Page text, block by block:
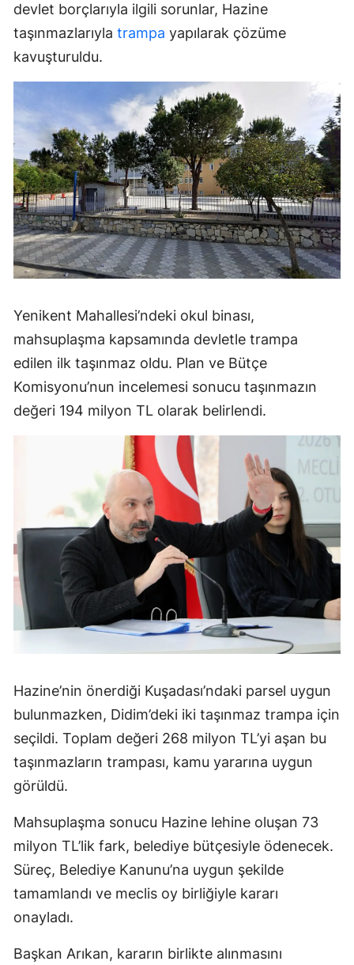
devlet borçlarıyla ilgili sorunlar, Hazine
taşınmazlarıyla trampa yapılarak çözüme
kavuşturuldu.
Yenikent Mahallesi’ndeki okul binası,
mahsuplaşma kapsamında devletle trampa
edilen ilk taşınmaz oldu. Plan ve Bütçe
Komisyonu’nun incelemesi sonucu taşınmazın
değeri 194 milyon TL olarak belirlendi.
Hazine’nin önerdiği Kuşadası’ndaki parsel uygun
bulunmazken, Didim’deki iki taşınmaz trampa için
seçildi. Toplam değeri 268 milyon TL’yi aşan bu
taşınmazların trampası, kamu yararına uygun
görüldü.
Mahsuplaşma sonucu Hazine lehine oluşan 73
milyon TL’lik fark, belediye bütçesiyle ödenecek.
Süreç, Belediye Kanunu’na uygun şekilde
tamamlandı ve meclis oy birliğiyle kararı
onayladı.
Başkan Arıkan, kararın birlikte alınmasını